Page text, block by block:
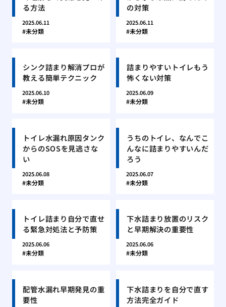
る方法
2025.06.11
未分類
の対策
2025.06.11
未分類
シンク詰まり解消プロが
教える簡単テクニック
2025.06.10
未分類
詰まりやすいトイレもう
怖くない対策
2025.06.09
未分類
トイレ水漏れ原因タンク
からのSOSを見逃さな
い
2025.06.08
未分類
うちのトイレ、なんでこ
んなに詰まりやすいんだ
ろう
2025.06.07
未分類
トイレ詰まり自分で直せ
る緊急対処法と予防策
2025.06.06
未分類
下水詰まり放置のリスク
と早期解決の重要性
2025.06.06
未分類
配管水漏れ早期発見の重
要性
下水詰まりを自分で直す
方法完全ガイド